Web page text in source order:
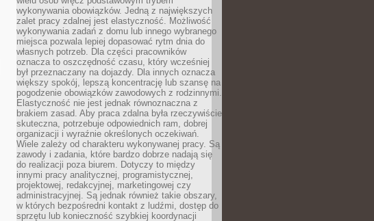
wykonywania obowiązków. Jedną z największych
zalet pracy zdalnej jest elastyczność. Możliwość
wykonywania zadań z domu lub innego wybranego
miejsca pozwala lepiej dopasować rytm dnia do
własnych potrzeb. Dla części pracowników
oznacza to oszczędność czasu, który wcześniej
był przeznaczany na dojazdy. Dla innych oznacza
większy spokój, lepszą koncentrację lub szansę na
pogodzenie obowiązków zawodowych z rodzinnymi.
Elastyczność nie jest jednak równoznaczna z
brakiem zasad. Aby praca zdalna była rzeczywiście
skuteczna, potrzebuje odpowiednich ram, dobrej
organizacji i wyraźnie określonych oczekiwań.
Wiele zależy od charakteru wykonywanej pracy. Są
zawody i zadania, które bardzo dobrze nadają się
do realizacji poza biurem. Dotyczy to między
innymi pracy analitycznej, programistycznej,
projektowej, redakcyjnej, marketingowej czy
administracyjnej. Są jednak również takie obszary,
w których bezpośredni kontakt z ludźmi, dostęp do
sprzętu lub konieczność szybkiej koordynacji